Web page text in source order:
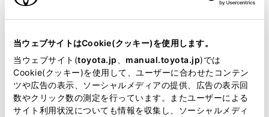
当ウェブサイトはCookie(クッキー)を使用します。
当ウェブサイト(toyota.jp manual.toyota.jp)では
Cookie(クッキー)を使用して、ユーザーに合わせたコンテン
ツや広告の表示、ソーシャルメディアの提供、広告の表示回
数やクリック数の測定を行っています。またユーザーによる
サイト利用状況についても情報を収集し、ソーシャルメディ
ETC
※ セットアップ費用は別途申し受けます